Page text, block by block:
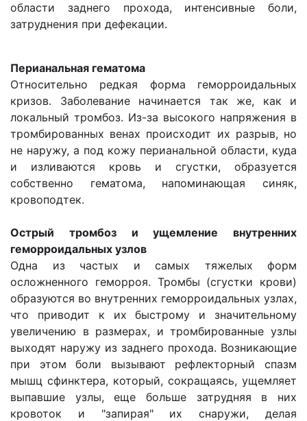
области заднего прохода, интенсивные боли,
затруднения при дефекации.
Перианальная гематома
Относительно редкая форма геморроидальных
кризов. Заболевание начинается так же, как и
локальный тромбоз. Из-за высокого напряжения в
тромбированных венах происходит их разрыв, но
не наружу, а под кожу перианальной области, куда
и изливаются кровь и сгустки, образуется
собственно гематома, напоминающая синяк,
кровоподтек.
Острый тромбоз и ущемление внутренних
геморроидальных узлов
Одна из частых и самых тяжелых форм
осложненного геморроя. Тромбы (сгустки крови)
образуются во внутренних геморроидальных узлах,
что приводит к их быстрому и значительному
увеличению в размерах, и тромбированные узлы
выходят наружу из заднего прохода. Возникающие
при этом боли вызывают рефлекторный спазм
мышц сфинктера, который, сокращаясь, ущемляет
выпавшие узлы, еще больше затрудняя в них
кровоток и "запирая" их снаружи, делая